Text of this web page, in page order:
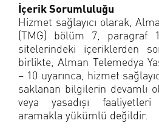
İçerik Sorumluluğu
Hizmet sağlayıcı olarak,
(TMG) bölüm 7, paragraf
sitelerindeki içeriklerden
birlikte, Alman Telemedya
– 10 uyarınca, hizmet
saklanan bilgilerin devamlı
veya yasadışı
aramakla yükümlü değildir.